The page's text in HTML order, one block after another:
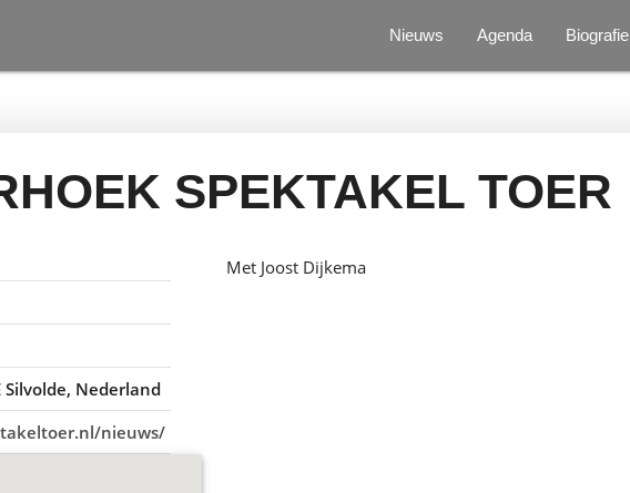
Nieuws Agenda Biografie
SPEKTAKEL TOER
Silvolde, Nederland
nieuws/
Met Joost Dijkema